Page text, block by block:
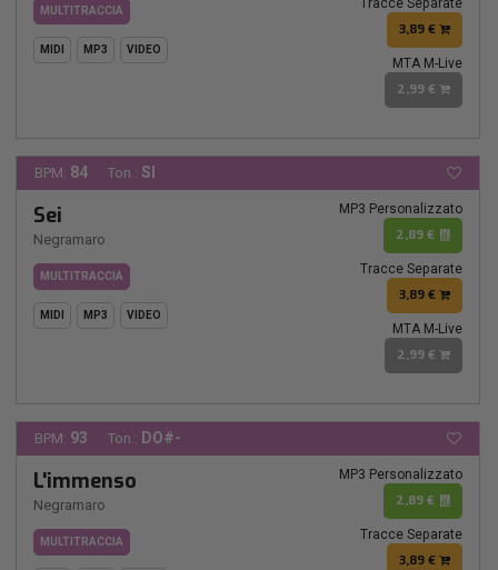
MULTITRACCIA
MIDI MP3 VIDEO
Tracce Separate
3,89 €
MTA M-Live
2,99 €
BPM: 84 Ton.: SI
Sei
Negramaro
MULTITRACCIA
MIDI MP3 VIDEO
MP3 Personalizzato
2,89 €
Tracce Separate
3,89 €
MTA M-Live
2,99 €
BPM: 93 Ton.: DO#-
L'immenso
Negramaro
MULTITRACCIA
MP3 Personalizzato
2,89 €
Tracce Separate
3,89 €